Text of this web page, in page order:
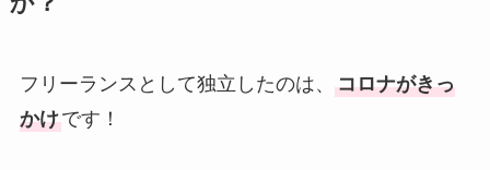
フリーランスとして独立したのは、 コロナがきっ
かけです！